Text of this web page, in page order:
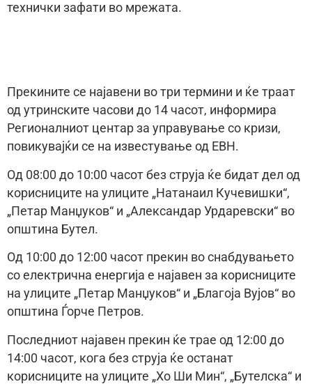
технички зафати во мрежата.
Прекините се најавени во три термини и ќе траат
од утринските часови до 14 часот, информира
Регионалниот центар за управување со кризи,
повикувајќи се на известување од ЕВН.
Од 08:00 до 10:00 часот без струја ќе бидат дел од
корисниците на улиците „Натанаил Кучевишки“,
„Петар Манџуков“ и „Александар Урдаревски“ во
општина Бутел.
Од 10:00 до 12:00 часот прекин во снабдувањето
со електрична енергија е најавен за корисниците
на улиците „Петар Манџуков“ и „Благоја Вујов“ во
општина Ѓорче Петров.
Последниот најавен прекин ќе трае од 12:00 до
14:00 часот, кога без струја ќе останат
корисниците на улиците „Хо Ши Мин“, „Бутелска“ и